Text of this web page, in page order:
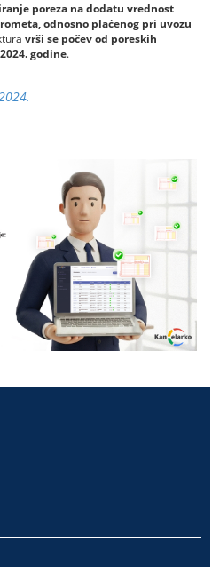
poreza na dodatu vrednost
odnosno plaćenog pri uvozu
vrši se počev od poreskih
godine.